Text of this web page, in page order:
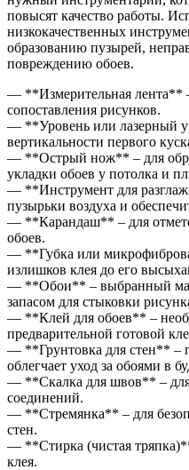
повысят качество работы.
низкокачественных
образованию пузырей,
повреждению обоев.
— **Измерительная лента**
сопоставления рисунков.
— **Уровень или лазерный
вертикальности первого
— **Острый нож** – для
укладки обоев у потолка и
— **Инструмент для
пузырьки воздуха и
— **Карандаш** – для
обоев.
— **Губка или
излишков клея до его
— **Обои** – выбранный
запасом для стыковки
— **Клей для обоев** –
предварительной готовой
— **Грунтовка для стен** –
облегчает уход за обоями в
— **Скалка для швов** –
соединений.
— **Стремянка** – для
стен.
— **Стирка (чистая
клея.